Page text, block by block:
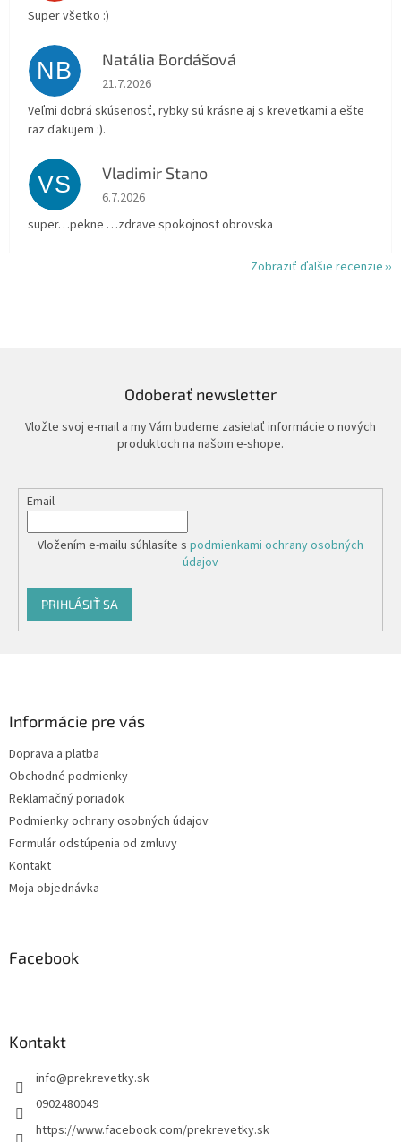
Super všetko :)
NB Natália Bordášová
Hodnotenie obchodu je 5 z 5 hviezdičiek.
21.7.2026
Veľmi dobrá skúsenosť, rybky sú krásne aj s krevetkami a ešte
raz ďakujem :).
VS Vladimir Stano
Hodnotenie obchodu je 5 z 5 hviezdičiek.
6.7.2026
super…pekne …zdrave spokojnost obrovska
Zobraziť ďalšie recenzie
Odoberať newsletter
Vložte svoj e-mail a my Vám budeme zasielať informácie o nových
produktoch na našom e-shope.
Email
Vložením e-mailu súhlasíte s podmienkami ochrany osobných
údajov
PRIHLÁSIŤ SA
Informácie pre vás
Doprava a platba
Obchodné podmienky
Reklamačný poriadok
Podmienky ochrany osobných údajov
Formulár odstúpenia od zmluvy
Kontakt
Moja objednávka
Facebook
Kontakt
info@prekrevetky.sk
0902480049
https://www.facebook.com/prekrevetky.sk